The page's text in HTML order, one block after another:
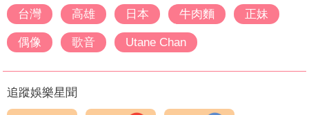
台灣
高雄 日本 牛肉麵 正妹
偶像 歌音 Utane Chan
追蹤娛樂星聞